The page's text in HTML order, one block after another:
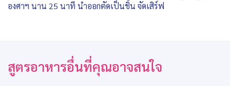
องศาฯ นาน 25 นาที นำออกตัดเป็นชิ้น จัดเสิร์ฟ
สูตรอาหารอื่นที่คุณอาจสนใจ